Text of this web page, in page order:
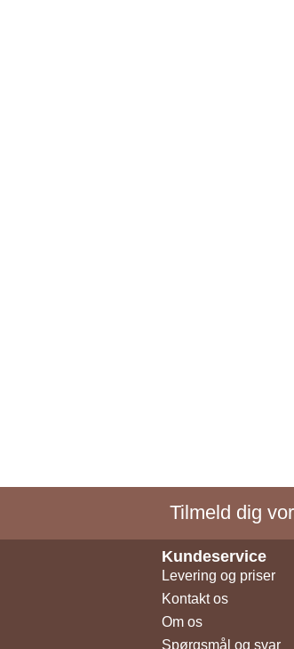
Tilmeld dig
Kundeservice
Levering og priser
Kontakt os
Om os
Spørgsmål og svar